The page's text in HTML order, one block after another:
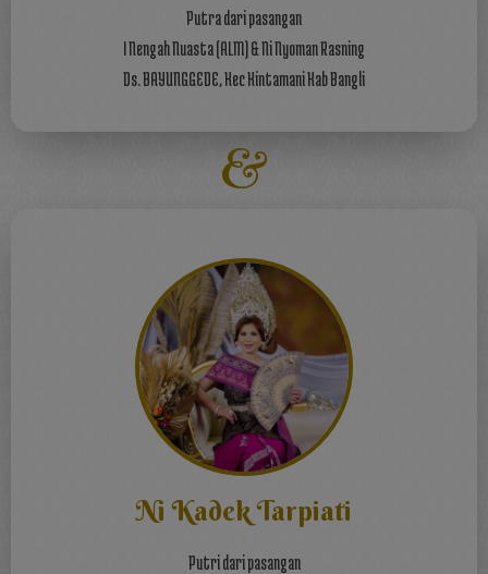
Putra dari pasangan
I Nengah Nuasta (ALM) & Ni Nyoman Rasning
Ds. BAYUNGGEDE, Kec Kintamani Kab Bangli
&
Ni Kadek Tarpiati
Putri dari pasangan